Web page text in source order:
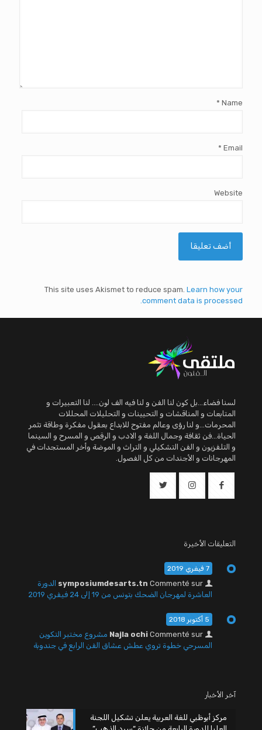
Name
*
Email
*
Website
This site uses Akismet to reduce spam. Learn how your
comment data is processed.
لسنا فضاء...بل كون لنا الفن و لنا فيه الف لون.... لنا التعبيرات و
المتابعات و المناقشات و التحيينات و التحليلات المحللات
المحرمات...و لنا رؤى وعالم مفتوح للابداع بعقول مفكرة وطاقة تثمر
الحياة...فن ثقافة وجمال اللغة و الادب و الرقص و المسرح و السينما
و التلفزيون و الفن التشكيلي و التراث و الموضة وأخر المستجدات في
المهرجانات و الأجندات من كل الفصول.
التعليقات الأخيرة
7 فيفري 2019
symposiumdesarts.tn Commenté sur
الدورة
العاشرة لمهرجان الضحك بتونس من 19 إلى 24 فيفري 2019
5 أكتوبر 2018
Najla ochi Commenté sur
مشروع مختبر التكوين
المسرحي خطوة تروي عطش عشاق الفن الرابع في جندوبة
آخر الأخبار
مركز أبوظبي للغة العربية يعلن تشكيل اللجنة